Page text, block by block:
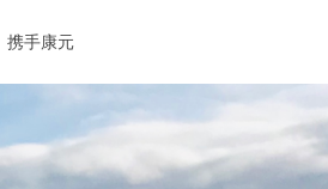
携手康元